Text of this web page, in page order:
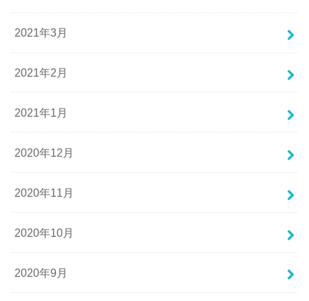
2021年3月
2021年2月
2021年1月
2020年12月
2020年11月
2020年10月
2020年9月